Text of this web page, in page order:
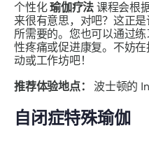
个性化瑜伽疗法 课程会根
来很有意思，对吧？这正
所需要的。您也可以通过
性疼痛或促进康复。不妨
动或工作坊吧！
推荐体验地点：
波士顿的
自闭症特殊瑜伽